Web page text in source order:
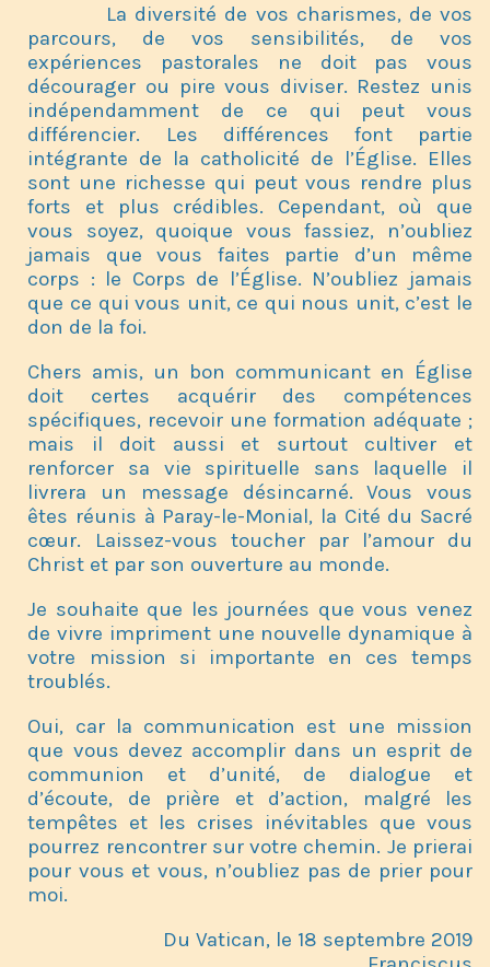
La diversité de vos charismes, de vos
parcours, de vos sensibilités, de vos
expériences pastorales ne doit pas vous
décourager ou pire vous diviser. Restez unis
indépendamment de ce qui peut vous
différencier. Les différences font partie
intégrante de la catholicité de l’Église. Elles
sont une richesse qui peut vous rendre plus
forts et plus crédibles. Cependant, où que
vous soyez, quoique vous fassiez, n’oubliez
jamais que vous faites partie d’un même
corps : le Corps de l’Église. N’oubliez jamais
que ce qui vous unit, ce qui nous unit, c’est le
don de la foi.
Chers amis, un bon communicant en Église
doit certes acquérir des compétences
spécifiques, recevoir une formation adéquate ;
mais il doit aussi et surtout cultiver et
renforcer sa vie spirituelle sans laquelle il
livrera un message désincarné. Vous vous
êtes réunis à Paray-le-Monial, la Cité du Sacré
cœur. Laissez-vous toucher par l’amour du
Christ et par son ouverture au monde.
Je souhaite que les journées que vous venez
de vivre impriment une nouvelle dynamique à
votre mission si importante en ces temps
troublés.
Oui, car la communication est une mission
que vous devez accomplir dans un esprit de
communion et d’unité, de dialogue et
d’écoute, de prière et d’action, malgré les
tempêtes et les crises inévitables que vous
pourrez rencontrer sur votre chemin. Je prierai
pour vous et vous, n’oubliez pas de prier pour
moi.
Du Vatican, le 18 septembre 2019